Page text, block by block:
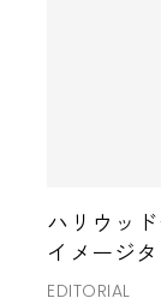
ハリウッ
イメージ
EDITORIAL